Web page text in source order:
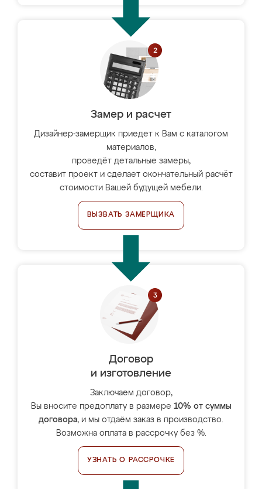
Замер и расчет
Дизайнер-замерщик приедет к Вам с каталогом
материалов,
проведёт детальные замеры,
составит проект и сделает окончательный расчёт
стоимости Вашей будущей мебели.
ВЫЗВАТЬ ЗАМЕРЩИКА
Договор
и изготовление
Заключаем договор,
Вы вносите предоплату в размере 10% от суммы
договора, и мы отдаём заказ в производство.
Возможна оплата в рассрочку без %.
УЗНАТЬ О РАССРОЧКЕ